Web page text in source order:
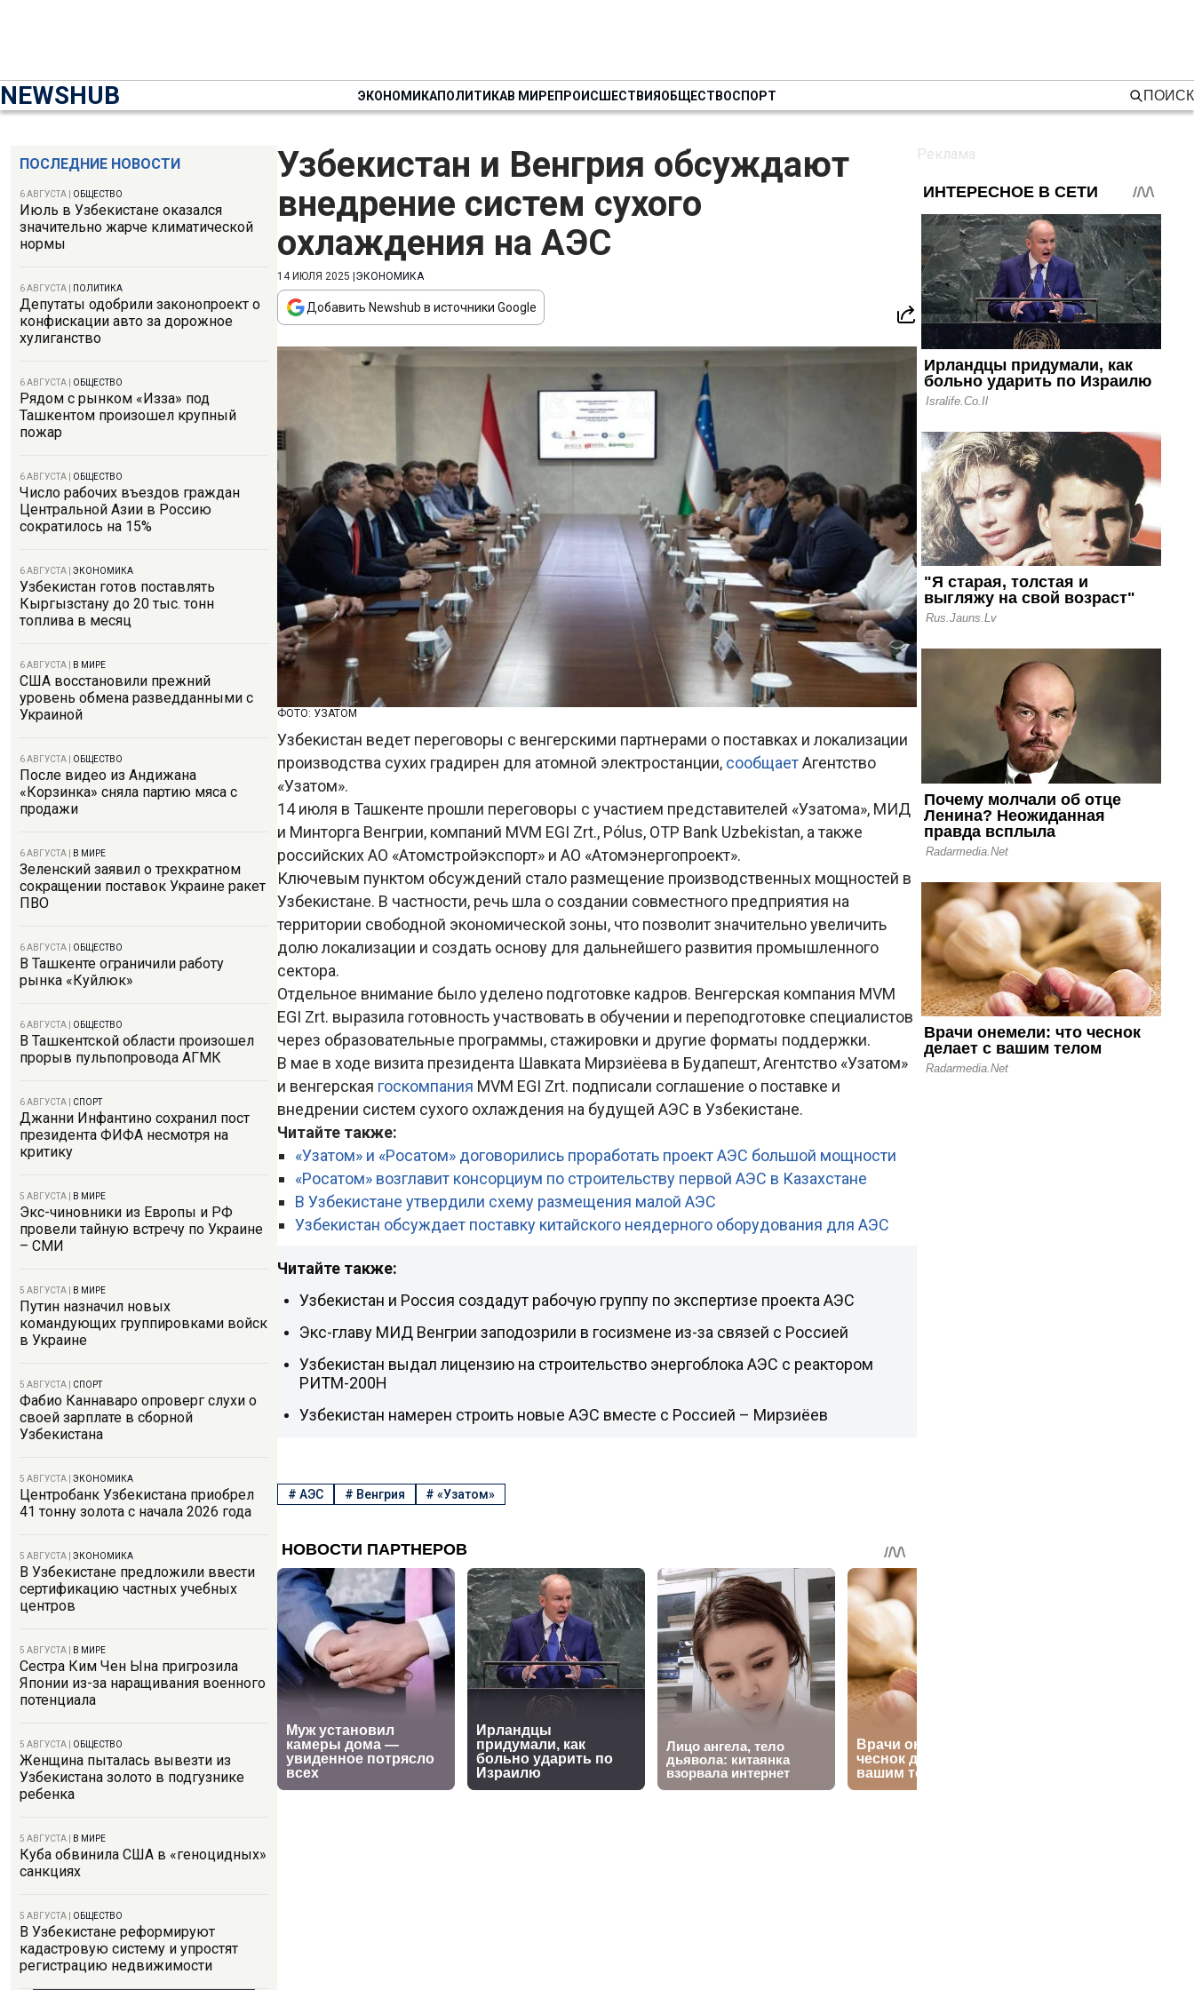
NEWSHUB ЭКОНОМИКАПОЛИТИКАВ МИРЕПРОИСШЕСТВИЯОБЩЕСТВОСПОРТ ПОИСК
ПОСЛЕДНИЕ НОВОСТИ
6 АВГУСТА ОБЩЕСТВО
Июль в Узбекистане оказался
значительно жарче климатической
нормы
6 АВГУСТА ПОЛИТИКА
Депутаты одобрили законопроект о
конфискации авто за дорожное
хулиганство
6 АВГУСТА ОБЩЕСТВО
Рядом с рынком «Изза» под
Ташкентом произошел крупный
пожар
6 АВГУСТА ОБЩЕСТВО
Число рабочих въездов граждан
Центральной Азии в Россию
сократилось на 15%
6 АВГУСТА ЭКОНОМИКА
Узбекистан готов поставлять
Кыргызстану до 20 тыс. тонн
топлива в месяц
6 АВГУСТА В МИРЕ
США восстановили прежний
уровень обмена разведданными с
Украиной
6 АВГУСТА ОБЩЕСТВО
После видео из Андижана
«Корзинка» сняла партию мяса с
продажи
6 АВГУСТА В МИРЕ
Зеленский заявил о трехкратном
сокращении поставок Украине ракет
ПВО
6 АВГУСТА ОБЩЕСТВО
В Ташкенте ограничили работу
рынка «Куйлюк»
6 АВГУСТА ОБЩЕСТВО
В Ташкентской области произошел
прорыв пульпопровода АГМК
6 АВГУСТА СПОРТ
Джанни Инфантино сохранил пост
президента ФИФА несмотря на
критику
5 АВГУСТА В МИРЕ
Экс-чиновники из Европы и РФ
провели тайную встречу по Украине
– СМИ
5 АВГУСТА В МИРЕ
Путин назначил новых
командующих группировками войск
в Украине
5 АВГУСТА СПОРТ
Фабио Каннаваро опроверг слухи о
своей зарплате в сборной
Узбекистана
5 АВГУСТА ЭКОНОМИКА
Центробанк Узбекистана приобрел
41 тонну золота с начала 2026 года
5 АВГУСТА ЭКОНОМИКА
В Узбекистане предложили ввести
сертификацию частных учебных
центров
5 АВГУСТА В МИРЕ
Сестра Ким Чен Ына пригрозила
Японии из-за наращивания военного
потенциала
5 АВГУСТА ОБЩЕСТВО
Женщина пыталась вывезти из
Узбекистана золото в подгузнике
ребенка
5 АВГУСТА В МИРЕ
Куба обвинила США в «геноцидных»
санкциях
5 АВГУСТА ОБЩЕСТВО
В Узбекистане реформируют
кадастровую систему и упростят
регистрацию недвижимости
Узбекистан и Венгрия обсуждают
внедрение систем сухого
охлаждения на АЭС
14 ИЮЛЯ 2025 ЭКОНОМИКА
Добавить Newshub в источники Google
ФОТО: УЗАТОМ
Узбекистан ведет переговоры с венгерскими партнерами о поставках и локализации
производства сухих градирен для атомной электростанции, сообщаетАгентство
«Узатом».
14 июля в Ташкенте прошли переговоры с участием представителей «Узатома», МИД
и Минторга Венгрии, компаний MVM EGI Zrt., Pólus, OTP Bank Uzbekistan, а также
российских АО «Атомстройэкспорт» и АО «Атомэнергопроект».
Ключевым пунктом обсуждений стало размещение производственных мощностей в
Узбекистане. В частности, речь шла о создании совместного предприятия на
территории свободной экономической зоны, что позволит значительно увеличить
долю локализации и создать основу для дальнейшего развития промышленного
сектора.
Отдельное внимание было уделено подготовке кадров. Венгерская компания MVM
EGI Zrt. выразила готовность участвовать в обучении и переподготовке специалистов
через образовательные программы, стажировки и другие форматы поддержки.
В мае в ходе визита президента Шавката Мирзиёева в Будапешт, Агентство «Узатом»
и венгерская госкомпания MVM EGI Zrt. подписали соглашение о поставке и
внедрении систем сухого охлаждения на будущей АЭС в Узбекистане.
Читайте также:
«Узатом» и «Росатом» договорились проработать проект АЭС большой мощности
«Росатом» возглавит консорциум по строительству первой АЭС в Казахстане
В Узбекистане утвердили схему размещения малой АЭС
Узбекистан обсуждает поставку китайского неядерного оборудования для АЭС
Читайте также:
Узбекистан и Россия создадут рабочую группу по экспертизе проекта АЭС
Экс-главу МИД Венгрии заподозрили в госизмене из-за связей с Россией
Узбекистан выдал лицензию на строительство энергоблока АЭС с реактором
РИТМ-200Н
Узбекистан намерен строить новые АЭС вместе с Россией – Мирзиёев
# АЭС # Венгрия #«Узатом»